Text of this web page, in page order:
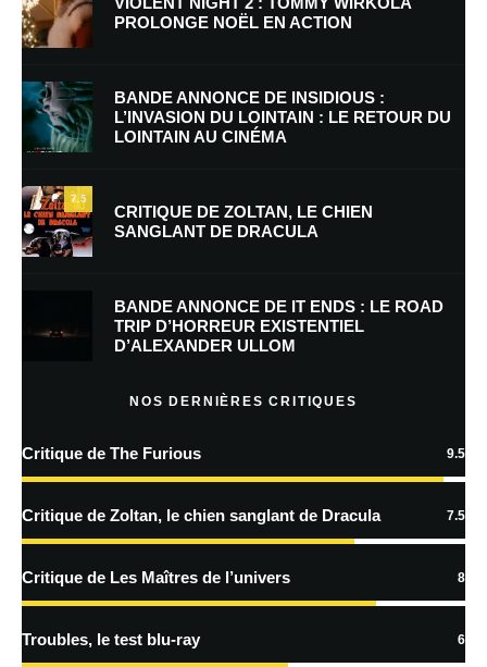
Nom*
E-mail* Site web
Enregistrer mon nom, mon e-mail et mon site dans le navigateur pour
mon prochain commentaire.
Prévenez-moi de tous les nouveaux commentaires par e-mail.
En savoir
traitées
PROLONGE NOËL EN ACTION
BANDE ANNONCE DE INSIDIOUS :
L’INVASION DU LOINTAIN : LE RETOUR DU
LOINTAIN AU CINÉMA
7.5
CRITIQUE DE ZOLTAN, LE CHIEN
SANGLANT DE DRACULA
BANDE ANNONCE DE IT ENDS : LE ROAD
TRIP D’HORREUR EXISTENTIEL
D’ALEXANDER ULLOM
NOS DERNIÈRES CRITIQUES
Critique de The Furious 9.5
Critique de Zoltan, le chien sanglant de Dracula 7.5
Critique de Les Maîtres de l’univers 8
Troubles, le test blu-ray 6